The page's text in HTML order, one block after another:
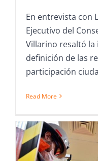
En entrevista con
Ejecutivo del
Villarino resaltó
definición de las
participación
Read More